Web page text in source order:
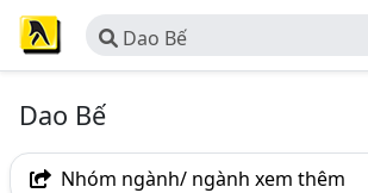
Dao Bế
Dao Bế
Nhóm ngành/ ngành xem thêm